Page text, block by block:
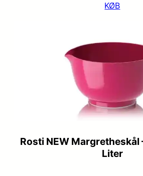
KØB
Rosti NEW Margretheskål
Liter